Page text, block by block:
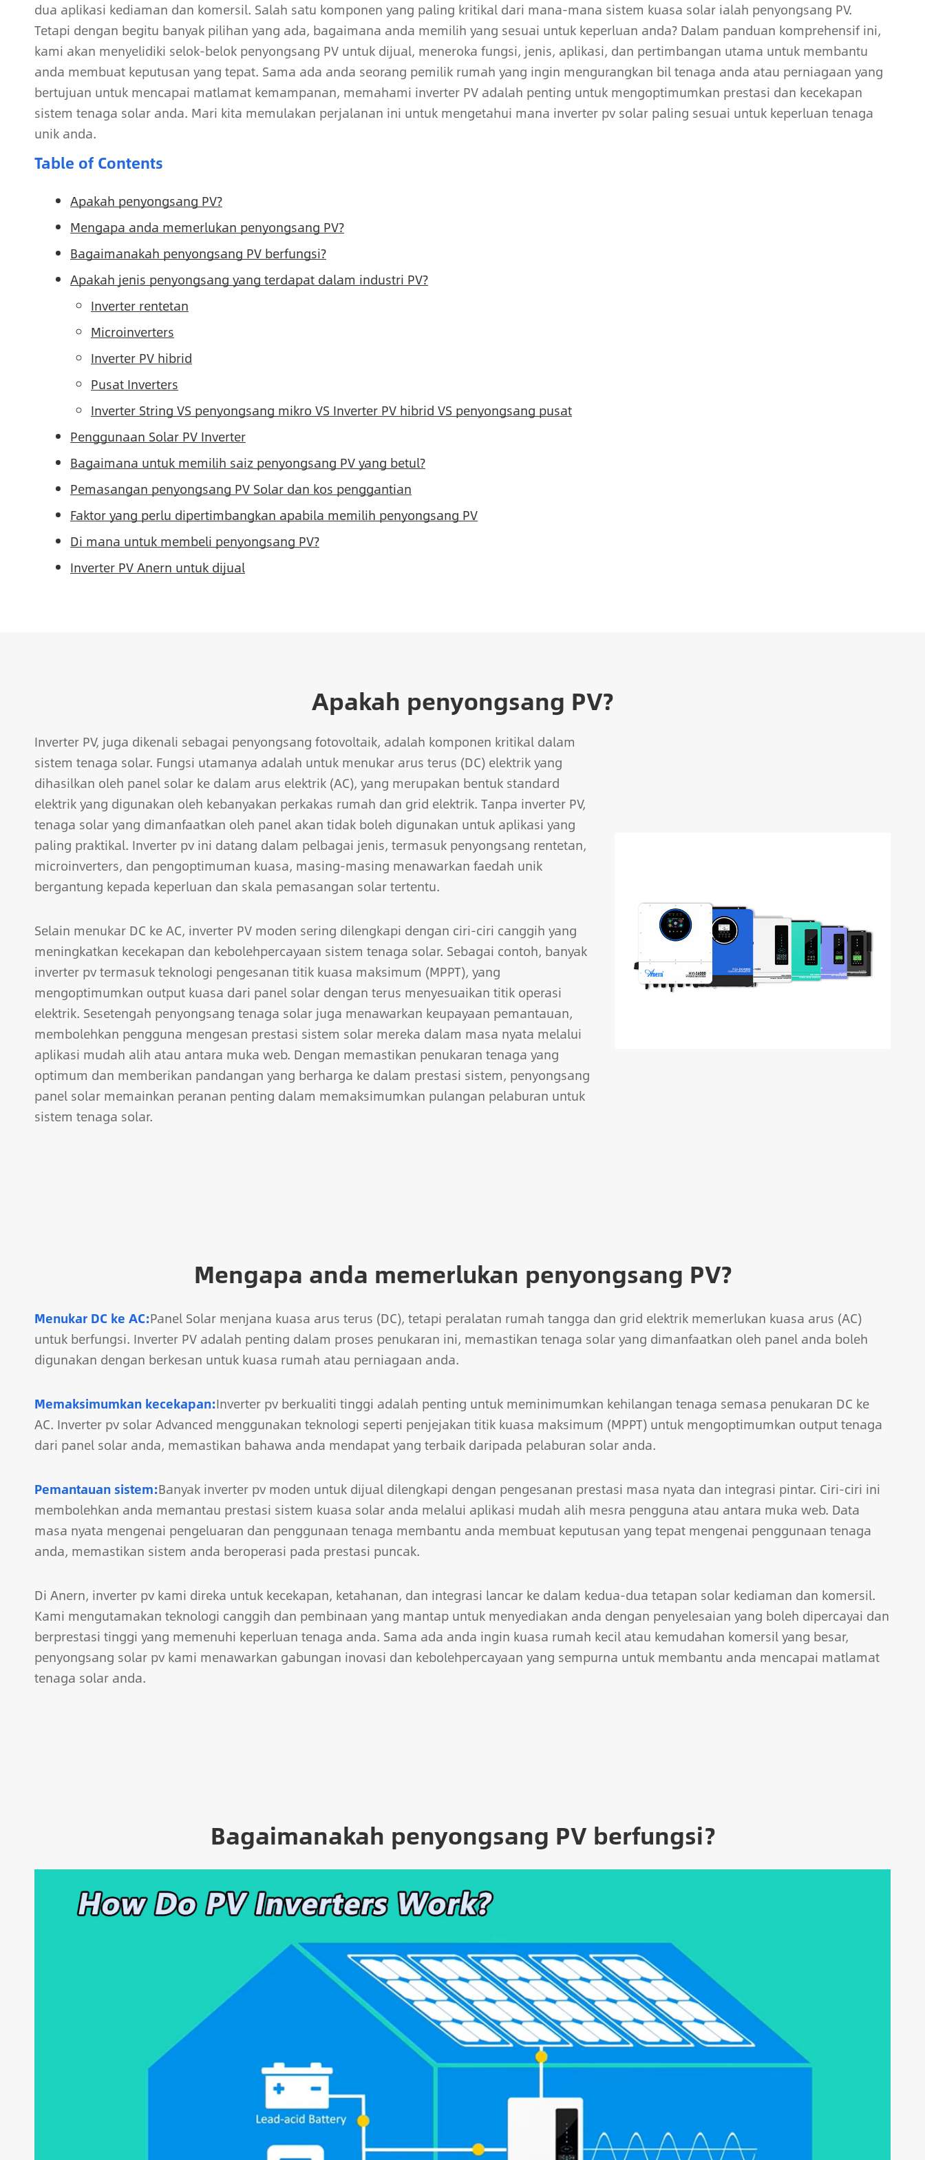
dua aplikasi kediaman dan komersil. Salah satu komponen yang paling kritikal dari mana-mana sistem kuasa solar ialah penyongsang PV.
Tetapi dengan begitu banyak pilihan yang ada, bagaimana anda memilih yang sesuai untuk keperluan anda? Dalam panduan komprehensif ini,
kami akan menyelidiki selok-belok penyongsang PV untuk dijual, meneroka fungsi, jenis, aplikasi, dan pertimbangan utama untuk membantu
anda membuat keputusan yang tepat. Sama ada anda seorang pemilik rumah yang ingin mengurangkan bil tenaga anda atau perniagaan yang
bertujuan untuk mencapai matlamat kemampanan, memahami inverter PV adalah penting untuk mengoptimumkan prestasi dan kecekapan
sistem tenaga solar anda. Mari kita memulakan perjalanan ini untuk mengetahui mana inverter pv solar paling sesuai untuk keperluan tenaga
unik anda.
Table of Contents
Apakah penyongsang PV?
Mengapa anda memerlukan penyongsang PV?
Bagaimanakah penyongsang PV berfungsi?
Apakah jenis penyongsang yang terdapat dalam industri PV?
Inverter rentetan
Microinverters
Inverter PV hibrid
Pusat Inverters
Inverter String VS penyongsang mikro VS Inverter PV hibrid VS penyongsang pusat
Penggunaan Solar PV Inverter
Bagaimana untuk memilih saiz penyongsang PV yang betul?
Pemasangan penyongsang PV Solar dan kos penggantian
Faktor yang perlu dipertimbangkan apabila memilih penyongsang PV
Di mana untuk membeli penyongsang PV?
Inverter PV Anern untuk dijual
Apakah penyongsang PV?
Inverter PV, juga dikenali sebagai penyongsang fotovoltaik, adalah komponen kritikal dalam
sistem tenaga solar. Fungsi utamanya adalah untuk menukar arus terus (DC) elektrik yang
dihasilkan oleh panel solar ke dalam arus elektrik (AC), yang merupakan bentuk standard
elektrik yang digunakan oleh kebanyakan perkakas rumah dan grid elektrik. Tanpa inverter PV,
tenaga solar yang dimanfaatkan oleh panel akan tidak boleh digunakan untuk aplikasi yang
paling praktikal. Inverter pv ini datang dalam pelbagai jenis, termasuk penyongsang rentetan,
microinverters, dan pengoptimuman kuasa, masing-masing menawarkan faedah unik
bergantung kepada keperluan dan skala pemasangan solar tertentu.
Selain menukar DC ke AC, inverter PV moden sering dilengkapi dengan ciri-ciri canggih yang
meningkatkan kecekapan dan kebolehpercayaan sistem tenaga solar. Sebagai contoh, banyak
inverter pv termasuk teknologi pengesanan titik kuasa maksimum (MPPT), yang
mengoptimumkan output kuasa dari panel solar dengan terus menyesuaikan titik operasi
elektrik. Sesetengah penyongsang tenaga solar juga menawarkan keupayaan pemantauan,
membolehkan pengguna mengesan prestasi sistem solar mereka dalam masa nyata melalui
aplikasi mudah alih atau antara muka web. Dengan memastikan penukaran tenaga yang
optimum dan memberikan pandangan yang berharga ke dalam prestasi sistem, penyongsang
panel solar memainkan peranan penting dalam memaksimumkan pulangan pelaburan untuk
sistem tenaga solar.
Mengapa anda memerlukan penyongsang PV?
Menukar DC ke AC:Panel Solar menjana kuasa arus terus (DC), tetapi peralatan rumah tangga dan grid elektrik memerlukan kuasa arus (AC)
untuk berfungsi. Inverter PV adalah penting dalam proses penukaran ini, memastikan tenaga solar yang dimanfaatkan oleh panel anda boleh
digunakan dengan berkesan untuk kuasa rumah atau perniagaan anda.
Memaksimumkan kecekapan:Inverter pv berkualiti tinggi adalah penting untuk meminimumkan kehilangan tenaga semasa penukaran DC ke
AC. Inverter pv solar Advanced menggunakan teknologi seperti penjejakan titik kuasa maksimum (MPPT) untuk mengoptimumkan output tenaga
dari panel solar anda, memastikan bahawa anda mendapat yang terbaik daripada pelaburan solar anda.
Pemantauan sistem:Banyak inverter pv moden untuk dijual dilengkapi dengan pengesanan prestasi masa nyata dan integrasi pintar. Ciri-ciri ini
membolehkan anda memantau prestasi sistem kuasa solar anda melalui aplikasi mudah alih mesra pengguna atau antara muka web. Data
masa nyata mengenai pengeluaran dan penggunaan tenaga membantu anda membuat keputusan yang tepat mengenai penggunaan tenaga
anda, memastikan sistem anda beroperasi pada prestasi puncak.
Di Anern, inverter pv kami direka untuk kecekapan, ketahanan, dan integrasi lancar ke dalam kedua-dua tetapan solar kediaman dan komersil.
Kami mengutamakan teknologi canggih dan pembinaan yang mantap untuk menyediakan anda dengan penyelesaian yang boleh dipercayai dan
berprestasi tinggi yang memenuhi keperluan tenaga anda. Sama ada anda ingin kuasa rumah kecil atau kemudahan komersil yang besar,
penyongsang solar pv kami menawarkan gabungan inovasi dan kebolehpercayaan yang sempurna untuk membantu anda mencapai matlamat
tenaga solar anda.
Bagaimanakah penyongsang PV berfungsi?